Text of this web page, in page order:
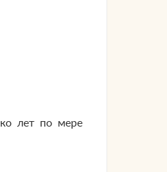
лет по мере